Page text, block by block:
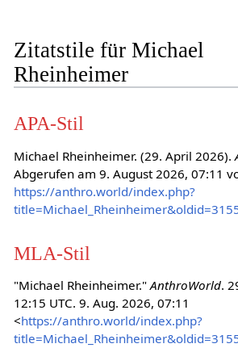
Zitatstile für Michael
Rheinheimer
APA-Stil
Michael Rheinheimer. (29. April 2026).
Abgerufen am 9. August 2026, 07:11
https://anthro.world/index.php?
MLA-Stil
"Michael Rheinheimer."AnthroWorld.
12:15 UTC. 9. Aug. 2026, 07:11
<https://anthro.world/index.php?